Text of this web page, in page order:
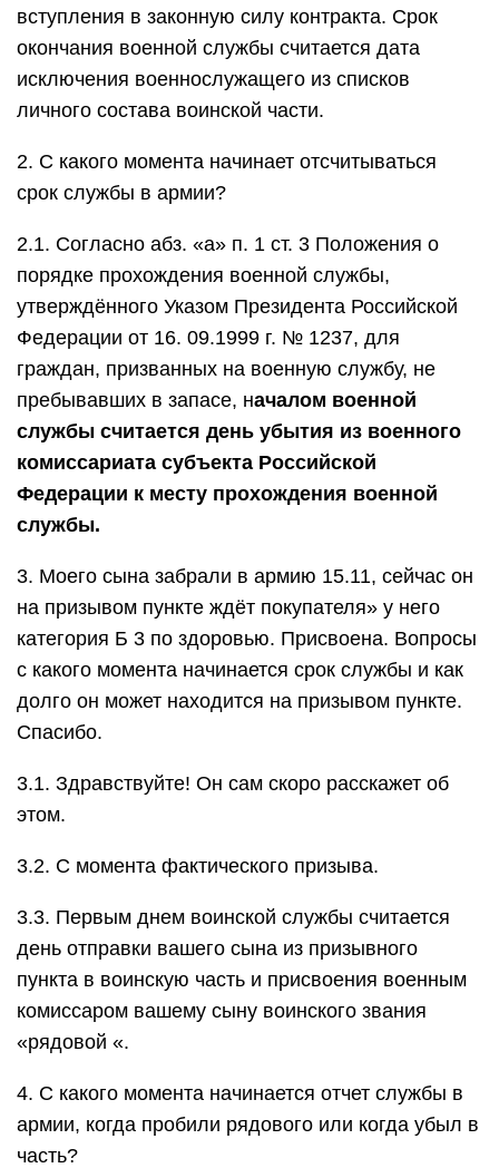
вступления в законную силу контракта. Срок
окончания военной службы считается дата
исключения военнослужащего из списков
личного состава воинской части.
2. С какого момента начинает отсчитываться
срок службы в армии?
2.1. Согласно абз. «а» п. 1 ст. 3 Положения о
порядке прохождения военной службы,
утверждённого Указом Президента Российской
Федерации от 16. 09.1999 г. № 1237, для
граждан, призванных на военную службу, не
пребывавших в запасе, началом военной
службы считается день убытия из военного
комиссариата субъекта Российской
Федерации к месту прохождения военной
службы.
3. Моего сына забрали в армию 15.11, сейчас он
на призывом пункте ждёт покупателя» у него
категория Б 3 по здоровью. Присвоена. Вопросы
с какого момента начинается срок службы и как
долго он может находится на призывом пункте.
Спасибо.
3.1. Здравствуйте! Он сам скоро расскажет об
этом.
3.2. С момента фактического призыва.
3.3. Первым днем воинской службы считается
день отправки вашего сына из призывного
пункта в воинскую часть и присвоения военным
комиссаром вашему сыну воинского звания
«рядовой «.
4. С какого момента начинается отчет службы в
армии, когда пробили рядового или когда убыл в
часть?